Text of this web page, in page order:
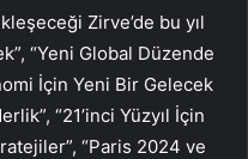
Zirve’de bu yıl
“Yeni Global Düzende
İçin Yeni Bir Gelecek
“21’inci Yüzyıl İçin
“Paris 2024 ve